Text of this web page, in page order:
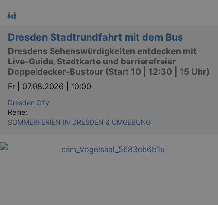
Dresden Stadtrundfahrt mit dem Bus
Dresdens Sehenswürdigkeiten entdecken mit
Live-Guide, Stadtkarte und barrierefreier
Doppeldecker-Bustour (Start 10 | 12:30 | 15 Uhr)
Fr | 07.08.2026 | 10:00
Dresden City
Reihe:
SOMMERFERIEN IN DRESDEN & UMGEBUNG